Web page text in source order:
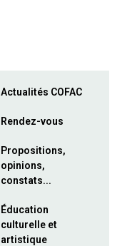
Actualités COFAC
Rendez-vous
Propositions,
opinions,
constats...
Éducation
culturelle et
artistique